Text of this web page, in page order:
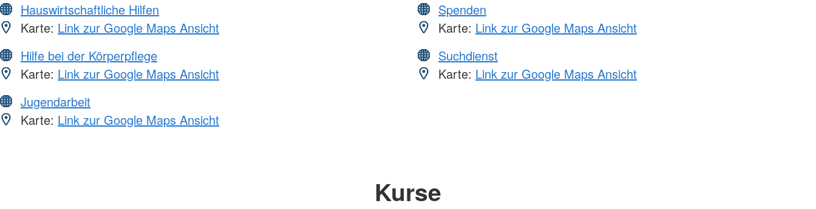
Hauswirtschaftliche Hilfen
Karte: Link zur Google Maps Ansicht
Hilfe bei der Körperpflege
Karte: Link zur Google Maps Ansicht
Jugendarbeit
Karte: Link zur Google Maps Ansicht
Spenden
Karte: Link zur Google Maps Ansicht
Suchdienst
Karte: Link zur Google Maps Ansicht
Kurse